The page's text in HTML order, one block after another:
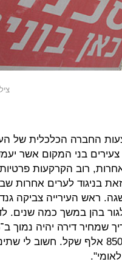
החברה הכלכלית של
משוערת של כ־25% לזוגות צעירים בני
רוב הקרקעות פרטיות,
בניגוד לערים אחרות
ראש העירייה צביקה
בהן במשך כמה שנים.
דירה חדשה ממוצעת בעיר, כלומר 800–850 אלף